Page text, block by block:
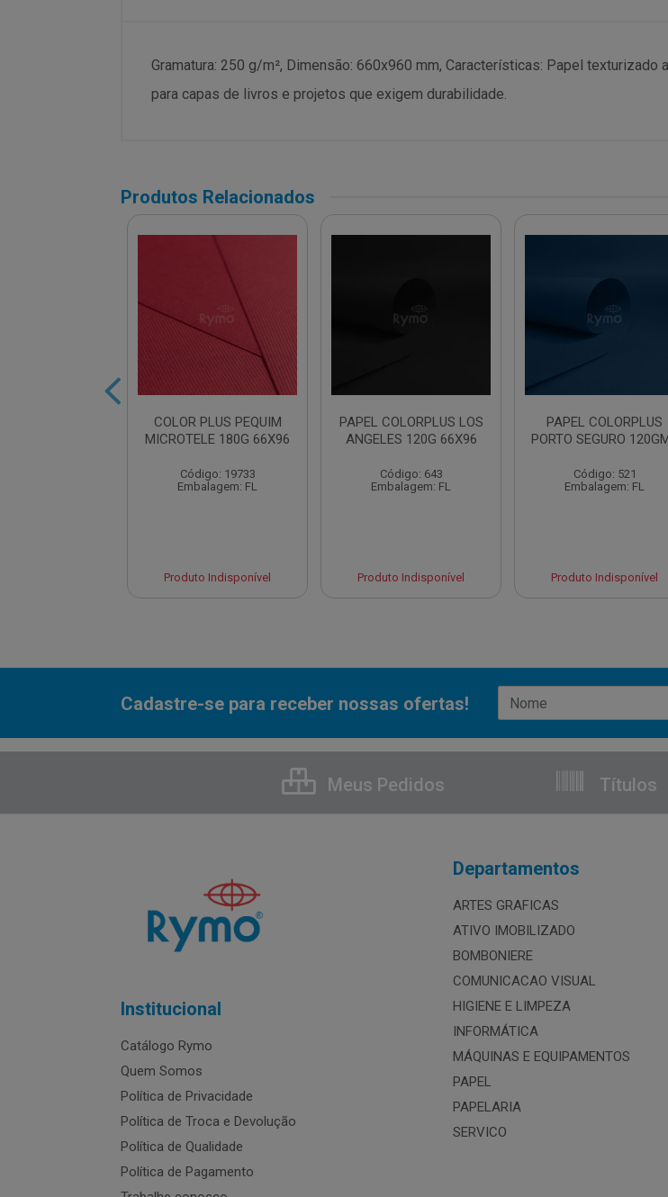
Gramatura: 250 g/m², Dimensão: 660x960 mm, Características: Papel
para capas de livros e projetos que exigem durabilidade.
Produtos Relacionados
COLOR PLUS PEQUIM
MICROTELE 180G 66X96
Código: 19733
Embalagem: FL
Produto Indisponível
PAPEL COLORPLUS LOS
ANGELES 120G 66X96
Código: 643
Embalagem: FL
Produto Indisponível
PAPEL COLORPLUS
PORTO SEGURO
Código: 521
Embalagem: FL
Produto Indisponível
Cadastre-se para receber nossas ofertas!
Meus Pedidos Títulos
Institucional
Catálogo Rymo
Quem Somos
Política de Privacidade
Política de Troca e Devolução
Política de Qualidade
Política de Pagamento
Departamentos
ARTES GRAFICAS
ATIVO IMOBILIZADO
BOMBONIERE
COMUNICACAO VISUAL
HIGIENE E LIMPEZA
INFORMÁTICA
MÁQUINAS E EQUIPAMENTOS
PAPEL
PAPELARIA
SERVICO